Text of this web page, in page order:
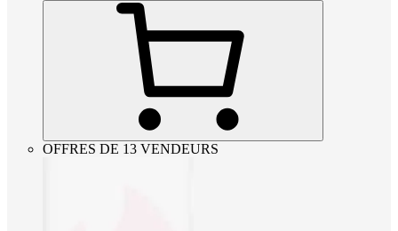
OFFRES DE 13 VENDEURS